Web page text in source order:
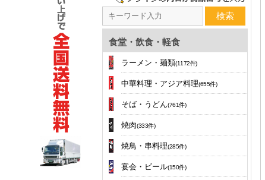
検索
食堂・飲食・軽食
ラーメン・麺類(1172件)
中華料理・アジア料理(655件)
そば・うどん(761件)
焼肉(333件)
焼鳥・串料理(285件)
宴会・ビール(150件)